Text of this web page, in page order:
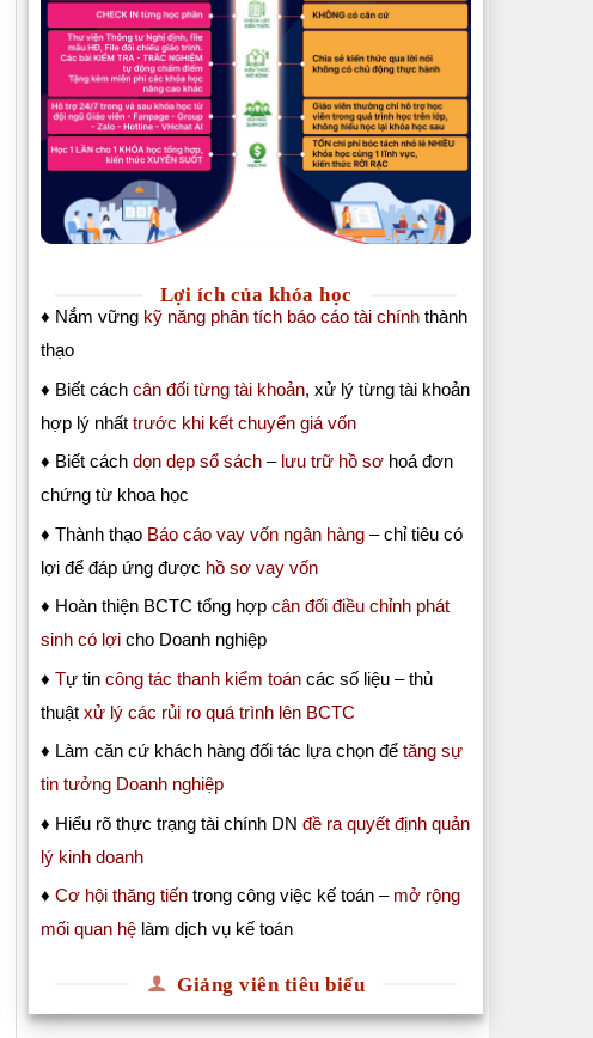
Lợi ích của khóa học
♦ Nắm vững kỹ năng phân tích báo cáo tài chính thành
thạo
♦ Biết cách cân đối từng tài khoản, xử lý từng tài khoản
hợp lý nhất trước khi kết chuyển giá vốn
♦ Biết cách dọn dẹp sổ sách –lưu trữ hồ sơ hoá đơn
chứng từ khoa học
♦ Thành thạo Báo cáo vay vốn ngân hàng – chỉ tiêu có
lợi để đáp ứng được hồ sơ vay vốn
♦ Hoàn thiện BCTC tổng hợp cân đối điều chỉnh phát
sinh có lợi cho Doanh nghiệp
♦ Tự tin công tác thanh kiểm toán các số liệu – thủ
thuật xử lý các rủi ro quá trình lên BCTC
♦ Làm căn cứ khách hàng đối tác lựa chọn để tăng sự
tin tưởng Doanh nghiệp
♦ Hiểu rõ thực trạng tài chính DN đề ra quyết định quản
lý kinh doanh
♦ Cơ hội thăng tiến trong công việc kế toán –mở rộng
mối quan hệ làm dịch vụ kế toán
Giảng viên tiêu biểu